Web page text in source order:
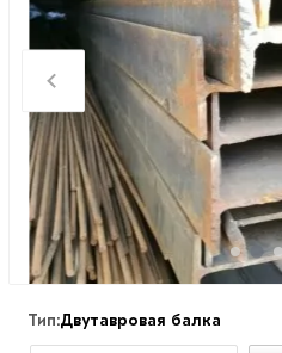
Тип:Двутавровая балка